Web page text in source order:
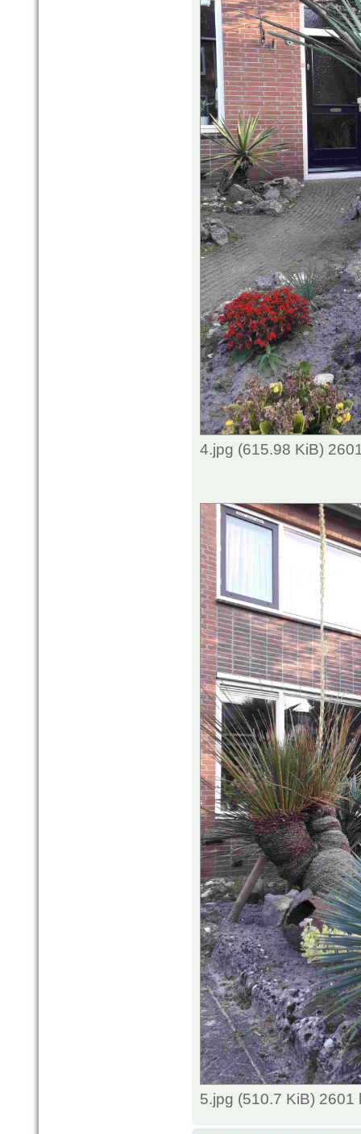
4.jpg (615.98 KiB)
5.jpg (510.7 KiB) 2601